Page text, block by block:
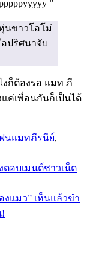
”
งก็ต้องรอ แมท ภี
ค่เพื่อนกันก็เป็นได้
นแมทภีรนีย์,
อบเมนต์ชาวเน็ต
งแมว” เห็นแล้วขำ